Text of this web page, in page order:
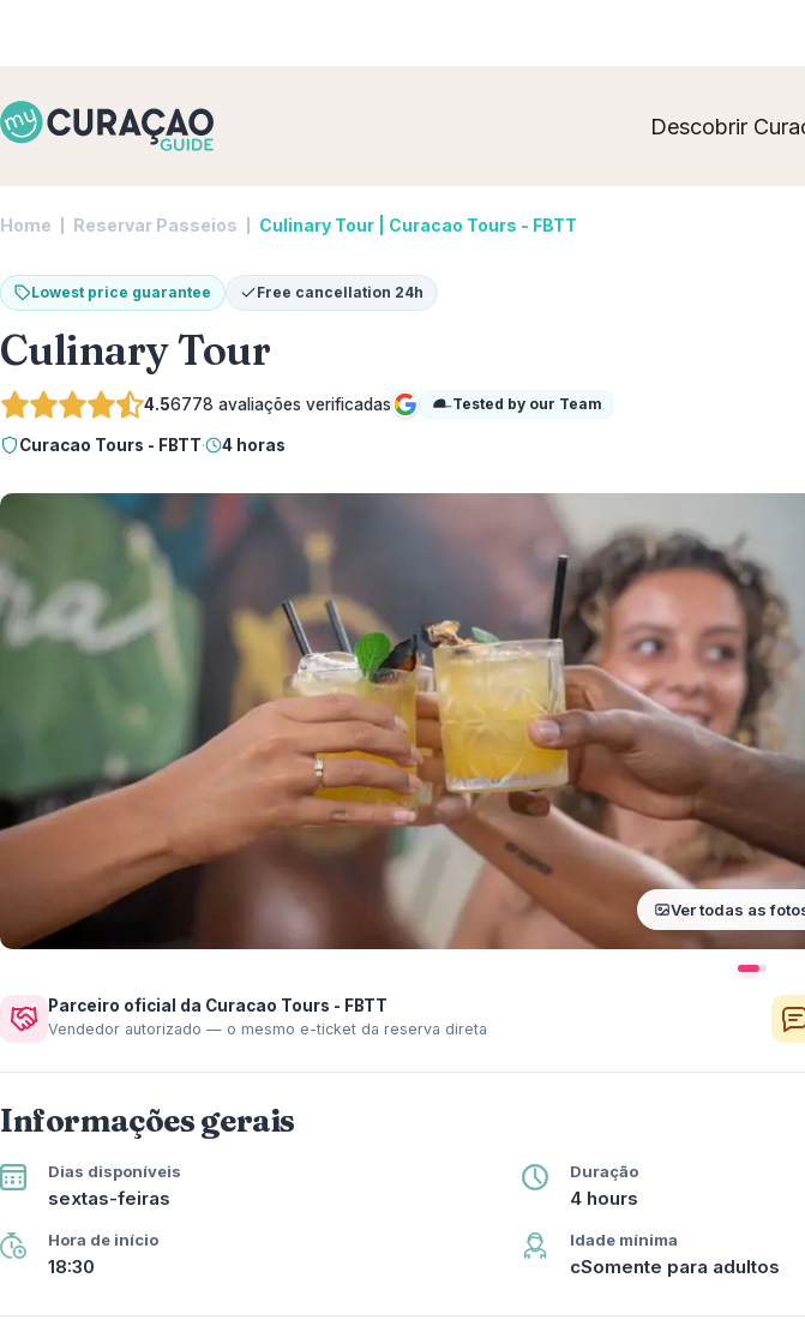
Descobrir
Home Reservar Passeios Culinary Tour | Curacao Tours - FBTT
Lowest price guarantee Free cancellation 24h
Culinary Tour
4.56778 avaliações verificadas
Google
Tested by our Team
Curacao Tours - FBTT· 4 horas
Ver todas as
Parceiro oficial da Curacao Tours - FBTT
Vendedor autorizado — o mesmo e-ticket da reserva direta
Informações gerais
Dias disponíveis
sextas-feiras
Duração
4 hours
Hora de início
18:30
Idade mínima
cSomente para adultos